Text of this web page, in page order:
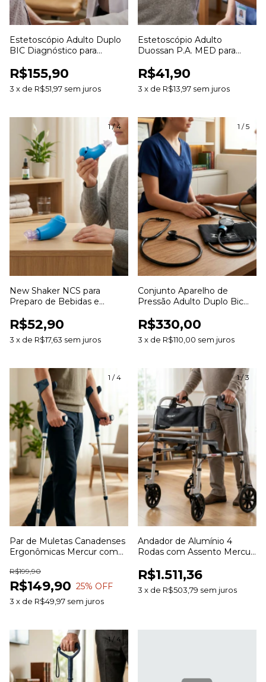
Estetoscópio Adulto Duplo
BIC Diagnóstico para
R$155,90
3 x de R$51,97 sem juros
Estetoscópio Adulto
Duossan P.A. MED para
R$41,90
3 x de R$13,97 sem juros
1/4
New Shaker NCS para
Preparo de Bebidas e
R$52,90
3 x de R$17,63 sem juros
1 /5
Conjunto Aparelho de
Pressão Adulto Duplo Bic
Arterial
R$330,00
3 x de R$110,00 sem juros
1 /4
Par de Muletas Canadenses
Ergonômicas Mercur com
R$149,90
R$199,90
25% OFF
3 x de R$49,97 sem juros
1/3
Andador de Alumínio 4
Rodas com Assento Mercur
R$1.511,36
3 x de R$503,79 sem juros
1/ 4